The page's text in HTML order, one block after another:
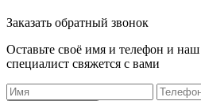
Заказать обратный звонок
Оставьте своё имя и телефон и наш
специалист свяжется с вами